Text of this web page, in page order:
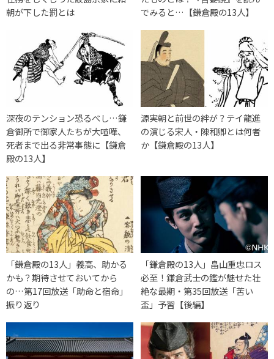
朝が下した罰とは
でみると…【鎌倉殿の13人】
深夜のテンション恐るべし…鎌
倉御所で御家人たちが大喧嘩、
死者まで出る非常事態に【鎌倉
殿の13人】
源実朝と前世の絆が？テイ龍進
の演じる宋人・陳和卿とは何者
か【鎌倉殿の13人】
「鎌倉殿の13人」義高、助かる
かも？期待させておいてから
の…第17回放送「助命と宿命」
振り返り
「鎌倉殿の13人」畠山重忠ロス
必至！鎌倉武士の鑑が魅せた壮
絶な最期・第35回放送「苦い
盃」予習【後編】